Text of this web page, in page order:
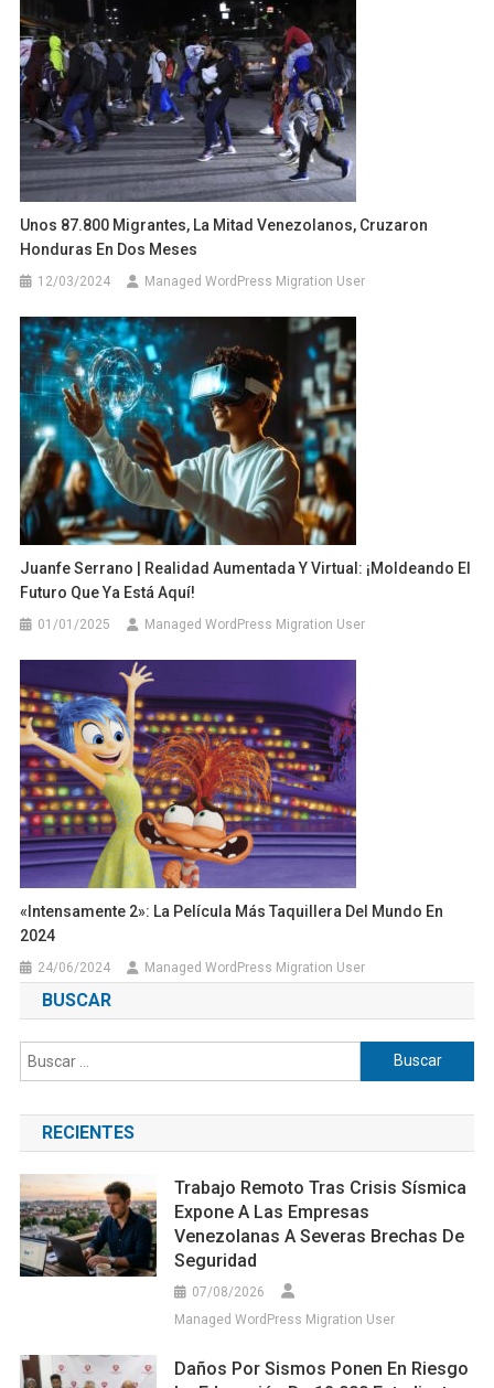
Unos 87.800 Migrantes, La Mitad Venezolanos, Cruzaron
Honduras En Dos Meses
12/03/2024 Managed WordPress Migration User
Juanfe Serrano | Realidad Aumentada Y Virtual: ¡Moldeando El
Futuro Que Ya Está Aquí!
01/01/2025 Managed WordPress Migration User
«Intensamente 2»: La Película Más Taquillera Del Mundo En
2024
24/06/2024 Managed WordPress Migration User
BUSCAR
Buscar:
RECIENTES
Trabajo Remoto Tras Crisis Sísmica
Expone A Las Empresas
Venezolanas A Severas Brechas De
Seguridad
07/08/2026
Managed WordPress Migration User
Daños Por Sismos Ponen En Riesgo